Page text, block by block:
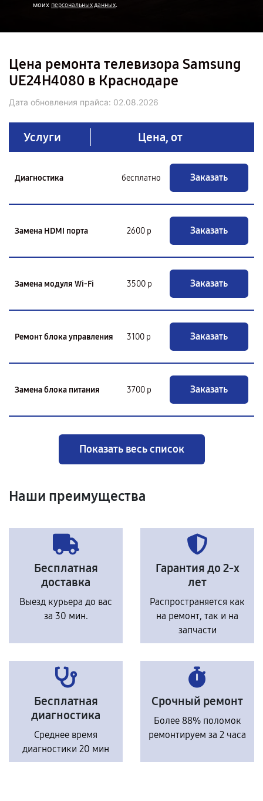
моих персональных данных.
Цена ремонта телевизора Samsung
UE24H4080 в Краснодаре
Дата обновления прайса: 02.08.2026
Услуги Цена, от
Диагностика бесплатно Заказать
Замена HDMI порта 2600 р Заказать
Замена модуля Wi-Fi 3500 р Заказать
Ремонт блока управления 3100 р Заказать
Замена блока питания 3700 р Заказать
Показать весь список
Наши преимущества
Бесплатная
доставка
Выезд курьера до вас
за 30 мин.
Гарантия до 2-х
лет
Распространяется как
на ремонт, так и на
запчасти
Бесплатная
диагностика
Среднее время
диагностики 20 мин
Срочный ремонт
Более 88% поломок
ремонтируем за 2 часа